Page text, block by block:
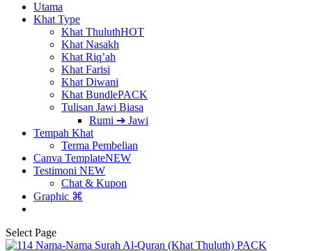
Utama
Khat Type
Khat ThuluthHOT
Khat Nasakh
Khat Riq’ah
Khat Farisi
Khat Diwani
Khat BundlePACK
Tulisan Jawi Biasa
Rumi ➔ Jawi
Tempah Khat
Terma Pembelian
Canva TemplateNEW
Testimoni NEW
Chat & Kupon
Graphic ⌘
Select Page